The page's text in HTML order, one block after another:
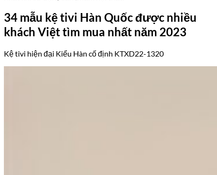
34 mẫu kệ tivi Hàn Quốc được nhiều
khách Việt tìm mua nhất năm 2023
Kệ tivi hiện đại Kiểu Hàn cố định KTXD22-1320